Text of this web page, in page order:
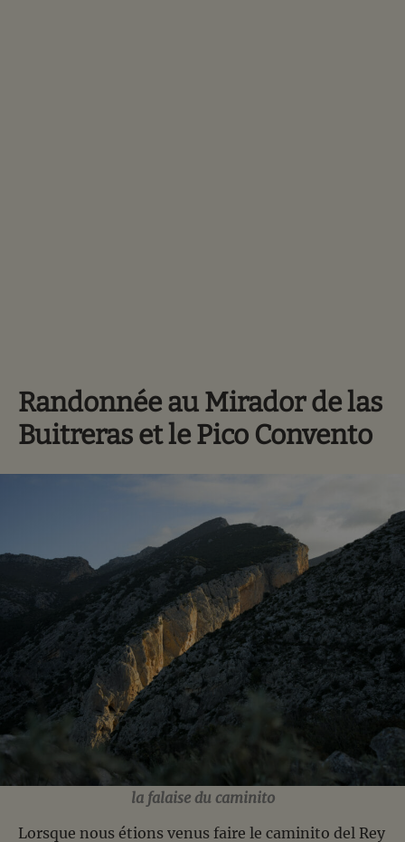
Randonnée au Mirador de las
Buitreras et le Pico Convento
la falaise du caminito
Lorsque nous étions venus faire le caminito del Rey